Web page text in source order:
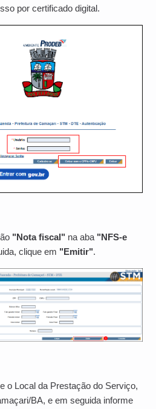
por certificado digital.
"Nota fiscal" na aba "NFS-e
clique em "Emitir".
o Local da Prestação do Serviço,
BA, e em seguida informe